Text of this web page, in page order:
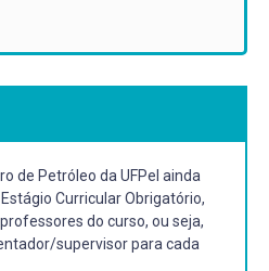
de Petróleo da UFPel ainda
Curricular Obrigatório,
do curso, ou seja,
supervisor para cada